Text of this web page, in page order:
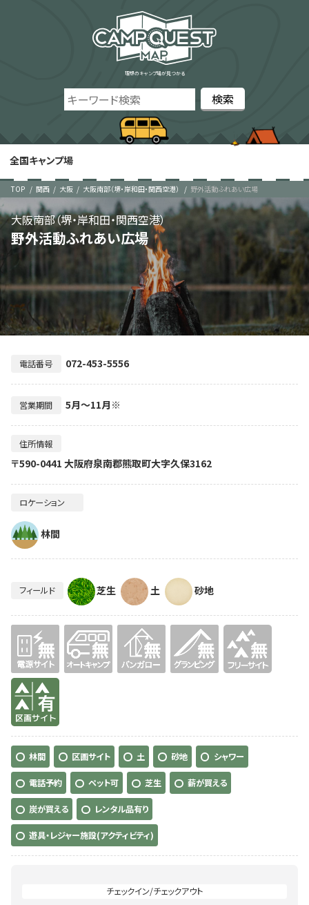
理想のキャンプ場が見つかる
全国キャンプ場
TOP 関西 大阪 大阪南部（堺・岸和田・関西空港） 野外活動ふれあい広場
野外活動ふれあい広場
大阪南部（堺・岸和田・関西空港）
電話番号 072-453-5556
営業期間 5月～11月※
住所情報
〒590-0441 大阪府泉南郡熊取町大字久保3162
ロケーション
林間
フィールド 芝生 土 砂地
無 無
有り
林間 区画サイト 土 砂地 シャワー
電話予約 ペット可 芝生 薪が買える
炭が買える レンタル品有り
遊具・レジャー施設(アクティビティ)